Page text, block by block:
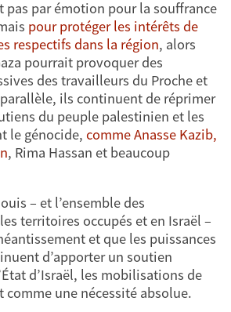
pas par émotion pour la souffrance
pour protéger les intérêts de
respectifs dans la région, alors
pourrait provoquer des
des travailleurs du Proche et
ils continuent de réprimer
du peuple palestinien et les
le génocide, comme Anasse Kazib,
, Rima Hassan et beaucoup
– et l’ensemble des
territoires occupés et en Israël –
et que les puissances
d’apporter un soutien
d’Israël, les mobilisations de
comme une nécessité absolue.